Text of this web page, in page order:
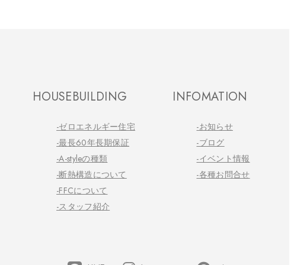
HOUSEBUILDING
-ゼロエネルギー住宅
-最長60年長期保証
-A-styleの種類
-断熱構造について
-FFCについて
-スタッフ紹介
INFOMATION
-お知らせ
-ブログ
-イベント情報
-各種お問合せ